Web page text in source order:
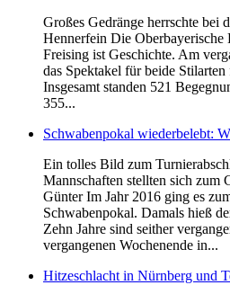
Großes Gedränge herrschte bei
Hennerfein Die Oberbayerische
Freising ist Geschichte. Am
das Spektakel für beide
Insgesamt standen 521
355...
Schwabenpokal wiederbelebt:
Ein tolles Bild zum
Mannschaften stellten sich zum
Günter Im Jahr 2016 ging es
Schwabenpokal. Damals hieß
Zehn Jahre sind seither
vergangenen Wochenende in...
Hitzeschlacht in Nürnberg und